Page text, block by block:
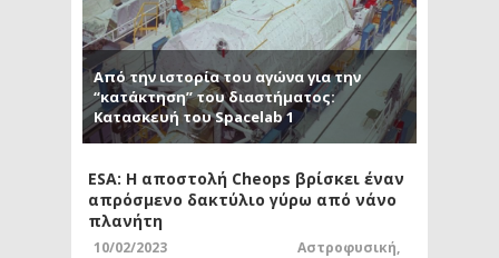
Από την ιστορία του αγώνα για την
“κατάκτηση” του διαστήματος:
Κατασκευή του Spacelab 1
ESA: Η αποστολή Cheops βρίσκει έναν
απρόσμενο δακτύλιο γύρω από νάνο
πλανήτη
10/02/2023 Αστροφυσική,